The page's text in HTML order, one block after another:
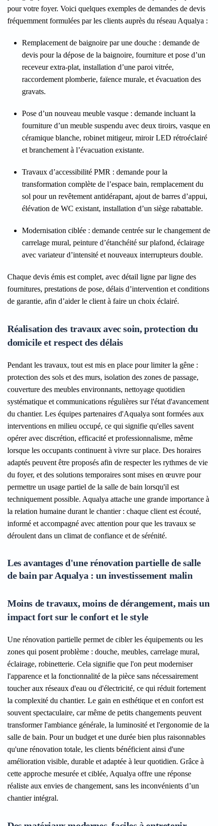
pour votre foyer. Voici quelques exemples de demandes de devis
fréquemment formulées par les clients auprès du réseau Aqualya :
Remplacement de baignoire par une douche : demande de
devis pour la dépose de la baignoire, fourniture et pose d’un
receveur extra-plat, installation d’une paroi vitrée,
raccordement plomberie, faïence murale, et évacuation des
gravats.
Pose d’un nouveau meuble vasque : demande incluant la
fourniture d’un meuble suspendu avec deux tiroirs, vasque en
céramique blanche, robinet mitigeur, miroir LED rétroéclairé
et branchement à l’évacuation existante.
Travaux d’accessibilité PMR : demande pour la
transformation complète de l’espace bain, remplacement du
sol pour un revêtement antidérapant, ajout de barres d’appui,
élévation de WC existant, installation d’un siège rabattable.
Modernisation ciblée : demande centrée sur le changement de
carrelage mural, peinture d’étanchéité sur plafond, éclairage
avec variateur d’intensité et nouveaux interrupteurs double.
Chaque devis émis est complet, avec détail ligne par ligne des
fournitures, prestations de pose, délais d’intervention et conditions
de garantie, afin d’aider le client à faire un choix éclairé.
Réalisation des travaux avec soin, protection du
domicile et respect des délais
Pendant les travaux, tout est mis en place pour limiter la gêne :
protection des sols et des murs, isolation des zones de passage,
couverture des meubles environnants, nettoyage quotidien
systématique et communications régulières sur l'état d'avancement
du chantier. Les équipes partenaires d'Aqualya sont formées aux
interventions en milieu occupé, ce qui signifie qu'elles savent
opérer avec discrétion, efficacité et professionnalisme, même
lorsque les occupants continuent à vivre sur place. Des horaires
adaptés peuvent être proposés afin de respecter les rythmes de vie
du foyer, et des solutions temporaires sont mises en œuvre pour
permettre un usage partiel de la salle de bain lorsqu'il est
techniquement possible. Aqualya attache une grande importance à
la relation humaine durant le chantier : chaque client est écouté,
informé et accompagné avec attention pour que les travaux se
déroulent dans un climat de confiance et de sérénité.
Les avantages d'une rénovation partielle de salle
de bain par Aqualya : un investissement malin
Moins de travaux, moins de dérangement, mais un
impact fort sur le confort et le style
Une rénovation partielle permet de cibler les équipements ou les
zones qui posent problème : douche, meubles, carrelage mural,
éclairage, robinetterie. Cela signifie que l'on peut moderniser
l'apparence et la fonctionnalité de la pièce sans nécessairement
toucher aux réseaux d'eau ou d'électricité, ce qui réduit fortement
la complexité du chantier. Le gain en esthétique et en confort est
souvent spectaculaire, car même de petits changements peuvent
transformer l'ambiance générale, la luminosité et l'ergonomie de la
salle de bain. Pour un budget et une durée bien plus raisonnables
qu'une rénovation totale, les clients bénéficient ainsi d'une
amélioration visible, durable et adaptée à leur quotidien. Grâce à
cette approche mesurée et ciblée, Aqualya offre une réponse
réaliste aux envies de changement, sans les inconvénients d’un
chantier intégral.